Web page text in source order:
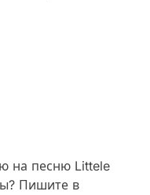
на песню Littele
Пишите в